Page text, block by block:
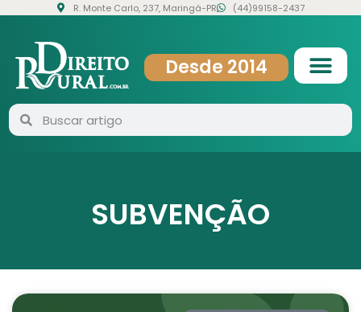
R. Monte Carlo, 237, Maringá-PR (44)99158-2437
Desde 2014
SUBVENÇÃO